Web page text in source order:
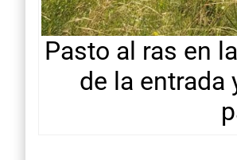
Pasto al ras en
de la entrada